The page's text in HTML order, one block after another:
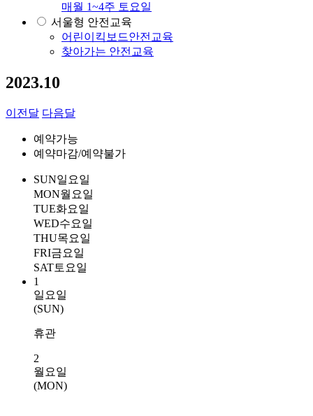
매월 1~4주 토요일
서울형 안전교육
어린이킥보드안전교육
찾아가는 안전교육
2023.10
이전달 다음달
예약가능
예약마감/예약불가
SUN일요일
MON월요일
TUE화요일
WED수요일
THU목요일
FRI금요일
SAT토요일
1
일요일
(SUN)
휴관
2
월요일
(MON)